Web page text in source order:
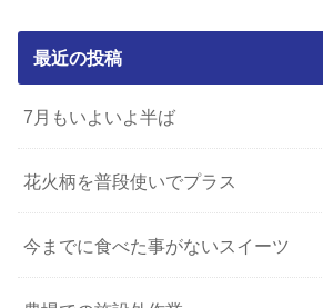
最近の投稿
7月もいよいよ半ば
花火柄を普段使いでプラス
今までに食べた事がないスイーツ